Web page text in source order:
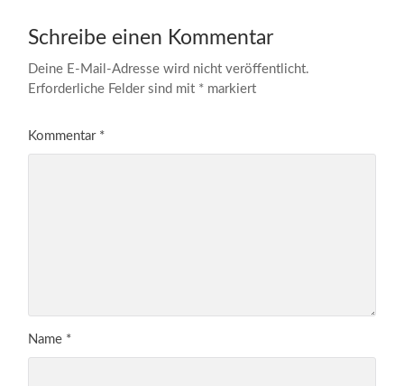
Schreibe einen Kommentar
Deine E-Mail-Adresse wird nicht veröffentlicht.
Erforderliche Felder sind mit * markiert
Kommentar *
Name *